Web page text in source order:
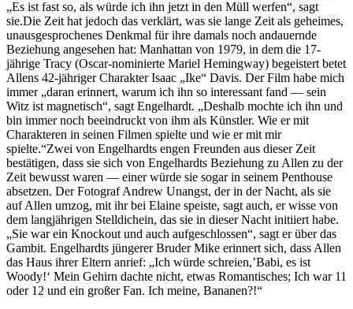
„Es ist fast so, als würde ich ihn jetzt in den Müll werfen“, sagt
sie.Die Zeit hat jedoch das verklärt, was sie lange Zeit als geheimes,
unausgesprochenes Denkmal für ihre damals noch andauernde
Beziehung angesehen hat: Manhattan von 1979, in dem die 17-
jährige Tracy (Oscar-nominierte Mariel Hemingway) begeistert betet
Allens 42-jähriger Charakter Isaac „Ike“ Davis. Der Film habe mich
immer „daran erinnert, warum ich ihn so interessant fand — sein
Witz ist magnetisch“, sagt Engelhardt. „Deshalb mochte ich ihn und
bin immer noch beeindruckt von ihm als Künstler. Wie er mit
Charakteren in seinen Filmen spielte und wie er mit mir
spielte.“Zwei von Engelhardts engen Freunden aus dieser Zeit
bestätigen, dass sie sich von Engelhardts Beziehung zu Allen zu der
Zeit bewusst waren — einer würde sie sogar in seinem Penthouse
absetzen. Der Fotograf Andrew Unangst, der in der Nacht, als sie
auf Allen umzog, mit ihr bei Elaine speiste, sagt auch, er wisse von
dem langjährigen Stelldichein, das sie in dieser Nacht initiiert habe.
„Sie war ein Knockout und auch aufgeschlossen“, sagt er über das
Gambit. Engelhardts jüngerer Bruder Mike erinnert sich, dass Allen
das Haus ihrer Eltern anrief: „Ich würde schreien,’Babi, es ist
Woody!‘ Mein Gehirn dachte nicht, etwas Romantisches; Ich war 11
oder 12 und ein großer Fan. Ich meine, Bananen?!“